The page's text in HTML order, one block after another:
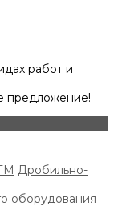
работ и
предложение!
Дробильно-
оборудования